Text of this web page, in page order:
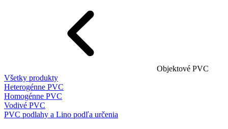
Objektové PVC
Všetky produkty
Heterogénne PVC
Homogénne PVC
Vodivé PVC
PVC podlahy a Lino podľa určenia